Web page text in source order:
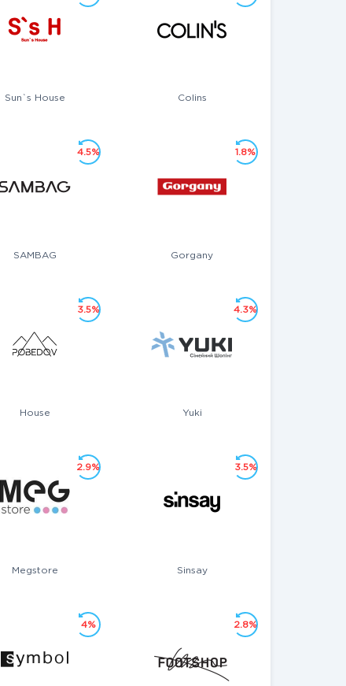
Sun`s House Colins
SAMBAG
4.5%
Gorgany
1.8%
House
3.5%
Yuki
4.3%
Megstore
2.9%
Sinsay
3.5%
4% 2.8%